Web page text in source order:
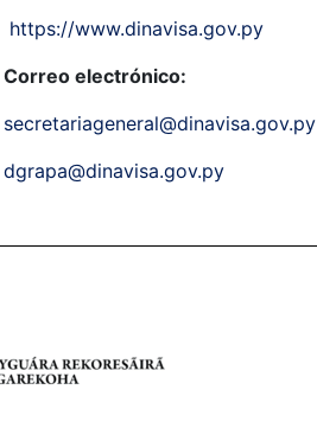
https://www.dinavisa.gov.py
Correo electrónico:
secretariageneral@dinavisa.gov.py
dgrapa@dinavisa.gov.py